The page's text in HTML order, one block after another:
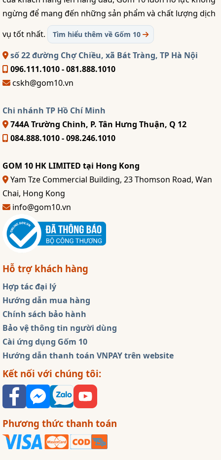
ngừng để mang đến những sản phẩm và chất lượng dịch
vụ tốt nhất.
Tìm hiểu thêm về Gốm 10
số 22 đường Chợ Chiều, xã Bát Tràng, TP Hà Nội
096.111.1010 - 081.888.1010
cskh@gom10.vn
Chi nhánh TP Hồ Chí Minh
744A Trường Chinh, P. Tân Hưng Thuận, Q 12
084.888.1010 - 098.246.1010
GOM 10 HK LIMITED tại Hong Kong
Yam Tze Commercial Building, 23 Thomson Road, Wan
Chai, Hong Kong
info@gom10.vn
Hỗ trợ khách hàng
Hợp tác đại lý
Hướng dẫn mua hàng
Chính sách bảo hành
Bảo vệ thông tin người dùng
Cài ứng dụng Gốm 10
Hướng dẫn thanh toán VNPAY trên website
Kết nối với chúng tôi:
Phương thức thanh toán